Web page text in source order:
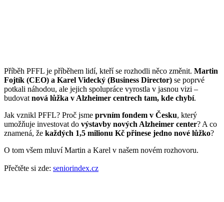
Příběh PFFL je příběhem lidí, kteří se rozhodli něco změnit. Martin
Fojtík (CEO) a Karel Videcký (Business Director) se poprvé
potkali náhodou, ale jejich spolupráce vyrostla v jasnou vizi –
budovat nová lůžka v Alzheimer centrech tam, kde chybí.
Jak vznikl PFFL? Proč jsme prvním fondem v Česku, který
umožňuje investovat do výstavby nových Alzheimer center? A co
znamená, že každých 1,5 milionu Kč přinese jedno nové lůžko?
O tom všem mluví Martin a Karel v našem novém rozhovoru.
Přečtěte si zde: seniorindex.cz